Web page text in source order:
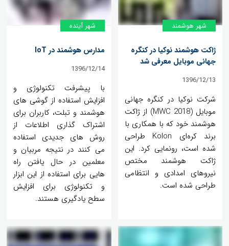
شهر هوشمند
ژاکت هوشمند نوکیا در کنگره
جهانی موبایل معرفی شد
1396/12/13
شرکت نوکیا در کنگره جهانی
موبایل (MWC 2018) از ژاکت
هوشمند خود که با همکاری با
برند کره‌ای Kolon طراحی
شده است، رونمایی کرد. این
ژاکت هوشمند مختص
نیروهای امدادی و انتظامی
طراحی شده است.
شهر آینده
مدارس هوشمند در IoT
1396/12/14
با پیشرفت تکنولوژی و
افزایش استفاده از گوشی های
هوشمند و تبلت، کاربران برای
اشتراک گذاری اطلاعات از
روش های جدیدی استفاده
می کنند در نتیجه مربیان و
معلمین در حال یافتن راه
هایی برای استفاده از این ابزار
و تکنولوژی برای افزایش
سطح یادگیری هستند.